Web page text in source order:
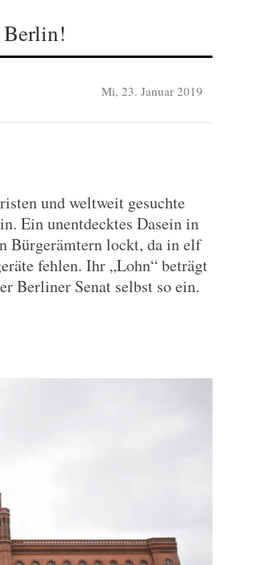
Mi, 23. Januar 2019
und weltweit gesuchte
Ein unentdecktes Dasein in
Bürgerämtern lockt, da in elf
fehlen. Ihr „Lohn“ beträgt
Berliner Senat selbst so ein.